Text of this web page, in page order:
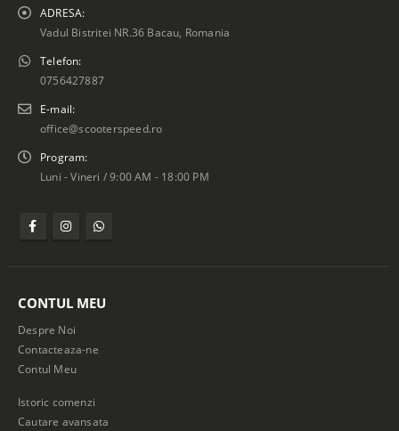
ADRESA:
Vadul Bistritei NR.36 Bacau, Romania
Telefon:
0756427887
E-mail:
office@scooterspeed.ro
Program:
Luni - Vineri / 9:00 AM - 18:00 PM
CONTUL MEU
Despre Noi
Contacteaza-ne
Contul Meu
Istoric comenzi
Cautare avansata